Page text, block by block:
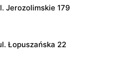
Jerozolimskie 179
Łopuszańska 22